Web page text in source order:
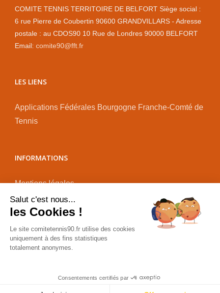
COMITE TENNIS TERRITOIRE DE BELFORT Siège social :
6 rue Pierre de Coubertin 90600 GRANDVILLARS - Adresse
postale : au CDOS90 10 Rue de Londres 90000 BELFORT
Email: comite90@fft.fr
LES LIENS
Applications Fédérales Bourgogne Franche-Comté de
Tennis
INFORMATIONS
Mentions légales
Plan du site
Administration
Salut c'est nous...
les Cookies !
Le site comitetennis90.fr utilise des cookies
uniquement à des fins statistiques
totalement anonymes.
Consentements certifiés par